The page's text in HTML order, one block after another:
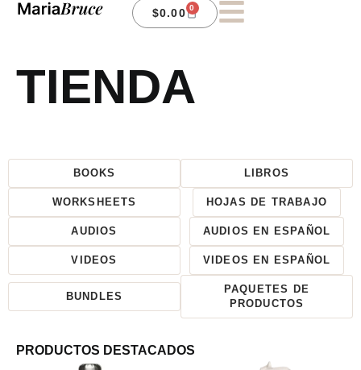
$0.00 0
TIENDA
BOOKS LIBROS
WORKSHEETS HOJAS DE TRABAJO
AUDIOS AUDIOS EN ESPAÑOL
VIDEOS VIDEOS EN ESPAÑOL
BUNDLES
PAQUETES DE
PRODUCTOS
PRODUCTOS DESTACADOS